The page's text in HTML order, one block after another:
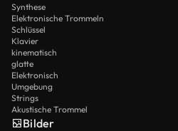
Synthese
Elektronische Trommeln
Schlüssel
Klavier
kinematisch
glatte
Elektronisch
Umgebung
Strings
Akustische Trommel
Bilder